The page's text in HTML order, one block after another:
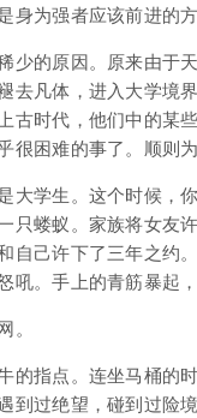
为强者应该前进的方
少的原因。原来由于
去凡体，进入大学境
古时代，他们中的某
困难的事了。顺则
大学生。这个时候，
只蝼蚁。家族将女友
自己许下了三年之约
吼。手上的青筋暴起
的指点。连坐马桶的
到过绝望，碰到过险